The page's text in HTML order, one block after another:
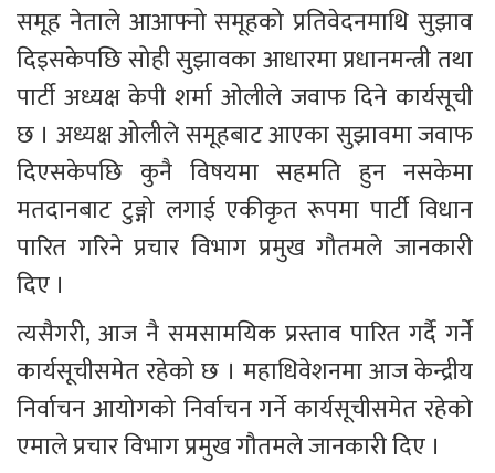
समूह नेताले आआफ्नो समूहको प्रतिवेदनमाथि सुझाव
दिइसकेपछि सोही सुझावका आधारमा प्रधानमन्त्री तथा
पार्टी अध्यक्ष केपी शर्मा ओलीले जवाफ दिने कार्यसूची
छ । अध्यक्ष ओलीले समूहबाट आएका सुझावमा जवाफ
दिएसकेपछि कुनै विषयमा सहमति हुन नसकेमा
मतदानबाट टुङ्गो लगाई एकीकृत रूपमा पार्टी विधान
पारित गरिने प्रचार विभाग प्रमुख गौतमले जानकारी
दिए ।
त्यसैगरी, आज नै समसामयिक प्रस्ताव पारित गर्दै गर्ने
कार्यसूचीसमेत रहेको छ । महाधिवेशनमा आज केन्द्रीय
निर्वाचन आयोगको निर्वाचन गर्ने कार्यसूचीसमेत रहेको
एमाले प्रचार विभाग प्रमुख गौतमले जानकारी दिए ।